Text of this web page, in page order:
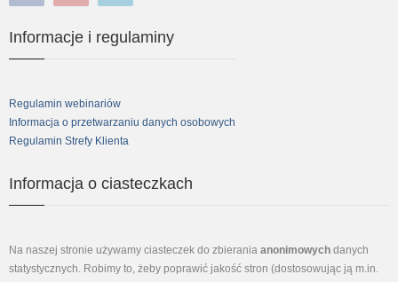
Informacje i regulaminy
Regulamin webinariów
Informacja o przetwarzaniu danych osobowych
Regulamin Strefy Klienta
Informacja o ciasteczkach
Na naszej stronie używamy ciasteczek do zbierania anonimowych danych
statystycznych. Robimy to, żeby poprawić jakość stron (dostosowując ją m.in.